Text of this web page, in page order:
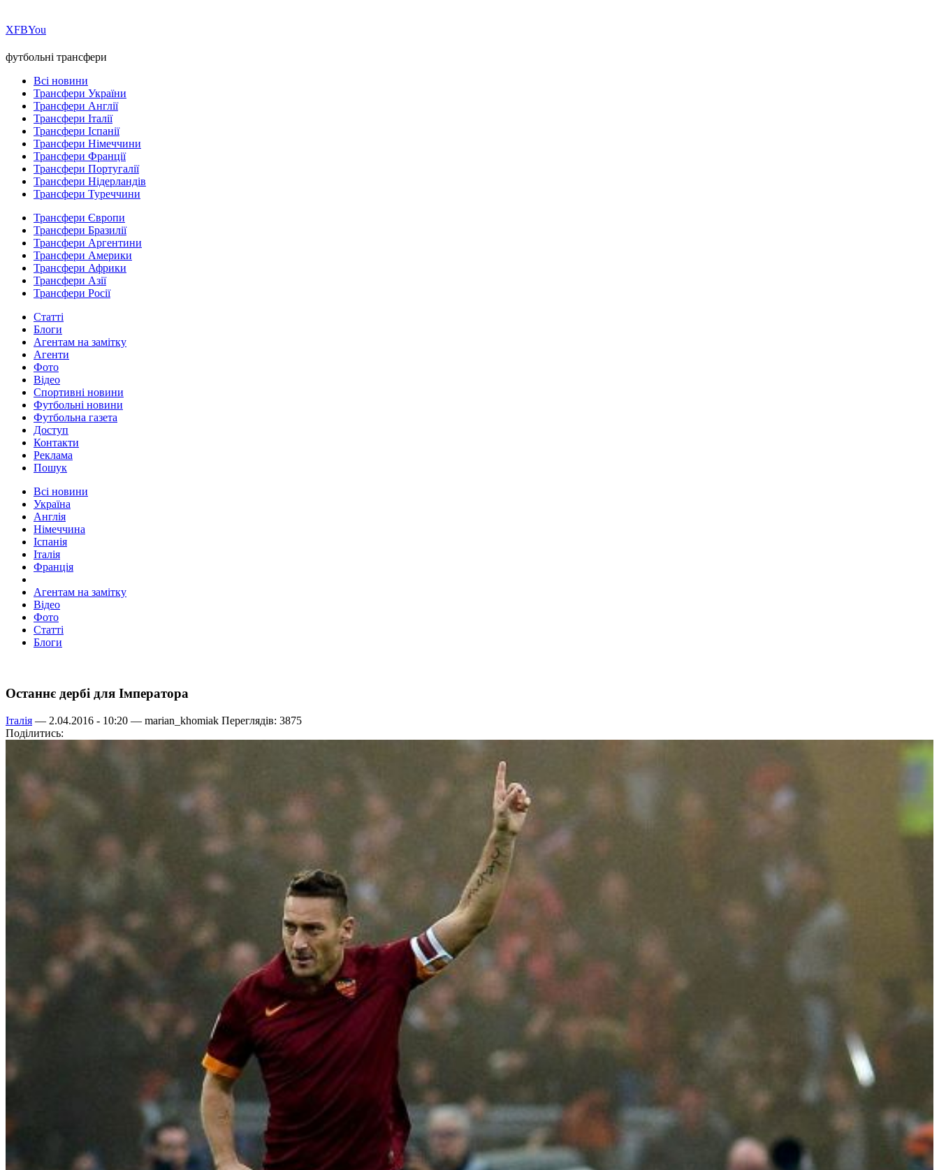
ХFBYou
футбольні трансфери
Всі новини
Трансфери України
Трансфери Англії
Трансфери Італії
Трансфери Іспанії
Трансфери Німеччини
Трансфери Франції
Трансфери Португалії
Трансфери Нідерландів
Трансфери Туреччини
Трансфери Європи
Трансфери Бразилії
Трансфери Аргентини
Трансфери Америки
Трансфери Африки
Трансфери Азії
Трансфери Росії
Статті
Блоги
Агентам на замітку
Агенти
Фото
Відео
Спортивні новини
Футбольні новини
Футбольна газета
Доступ
Контакти
Реклама
Пошук
Всі новини
Україна
Англія
Німеччина
Іспанія
Італія
Франція
Агентам на замітку
Відео
Фото
Статті
Блоги
Останнє дербі для Імператора
Італія — 2.04.2016 - 10:20 — marian_khomiak Переглядів: 3875
Поділитись: